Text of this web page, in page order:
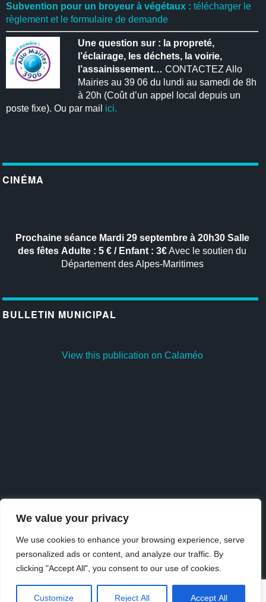
We value your privacy
We use cookies to enhance your browsing experience, serve
personalized ads or content, and analyze our traffic. By
clicking "Accept All", you consent to our use of cookies.
Customize Reject All Accept All
Subvention pour un broyeur à végétaux : télécharger le
règlement et le formulaire de demande
Une question sur : la propreté,
l’éclairage, les déchets, la voirie,
l’assainissement… CONTACTEZ Allo
Mairies au 39 06 du lundi au samedi de 8h
à 20h (Coût d’un appel local depuis un
poste fixe). Ou par mail ici.
CINÉMA
Prochaine séanceMardi 29 septembre à 20h30 Salle
des fêtes Adulte : 5 € / Enfant : 3€Avec le soutien du
Département des Alpes-Maritimes
BULLETIN MUNICIPAL
View this publication on Calaméo
Publish atCalaméoor browsethe library.